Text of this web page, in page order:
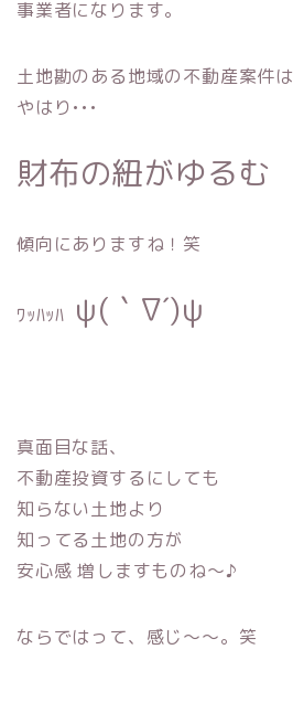
事業者になります。
土地勘のある地域の不動産案件は
やはり•••
財布の紐がゆるむ
傾向にありますね！笑
ﾜｯﾊｯﾊ ψ(｀∇´)ψ
真面目な話、
不動産投資するにしても
知らない土地より
知ってる土地の方が
安心感 増しますものね〜♪
ならではって、感じ〜〜。笑